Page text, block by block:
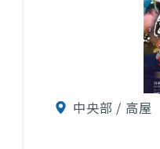
中央部 / 高屋